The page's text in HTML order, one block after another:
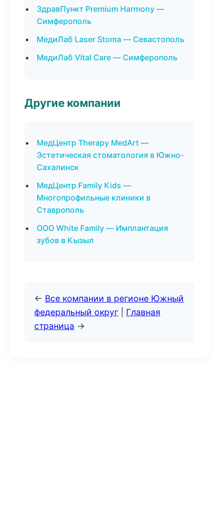
ЗдравПункт Premium Harmony —
Симферополь
МедиЛаб Laser Stoma — Севастополь
МедиЛаб Vital Care — Симферополь
Другие компании
МедЦентр Therapy MedArt —
Эстетическая стоматология в Южно-
Сахалинск
МедЦентр Family Kids —
Многопрофильные клиники в
Ставрополь
ООО White Family — Имплантация
зубов в Кызыл
← Все компании в регионе Южный
федеральный округ
Главная
страница →